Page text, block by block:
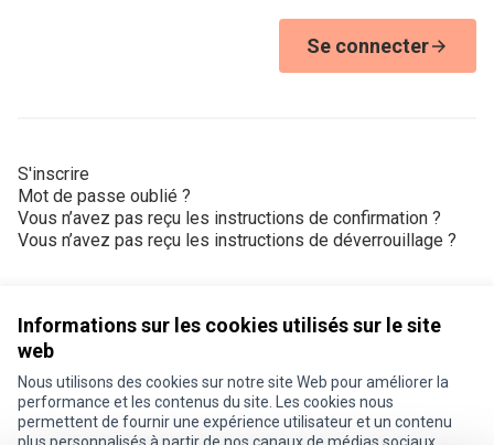
Informations sur les cookies utilisés sur le site
web
Nous utilisons des cookies sur notre site Web pour améliorer la
performance et les contenus du site. Les cookies nous
permettent de fournir une expérience utilisateur et un contenu
Se connecter
S'inscrire
Mot de passe oublié ?
Vous n’avez pas reçu les instructions de confirmation ?
Vous n’avez pas reçu les instructions de déverrouillage ?
Conditions d'utilisation
Paramètres des cookies
Je participe ! sur X
Je participe ! sur Facebook
Je participe ! sur Instagram